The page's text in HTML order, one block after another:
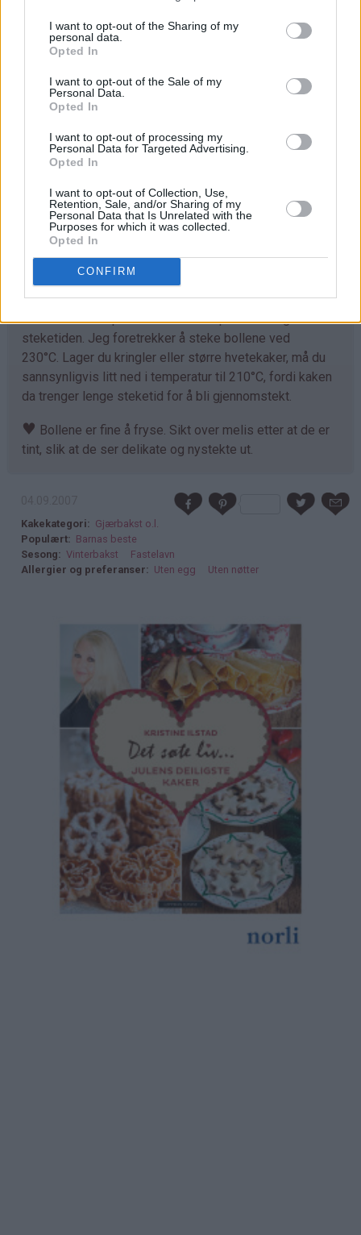
I want to opt-out of the Sharing of my
personal data.
Opted In
I want to opt-out of the Sale of my
Personal Data.
Opted In
I want to opt-out of processing my
Personal Data for Targeted Advertising.
Opted In
I want to opt-out of Collection, Use,
Retention, Sale, and/or Sharing of my
Personal Data that Is Unrelated with the
Purposes for which it was collected.
Opted In
CONFIRM
Trill ut bollene med en gang (ca 40 stk) og legg dem på
bakepapirdekkede stekeplater. La dem heve lunt i 1
Stek bollene midt i ovnen ved 230°C i 7-10 minutter.
Tilpass melmengden. Det kan hende du trenger litt
mer enn det som er angitt i oppskriften. Deigen skal
være god å trille og ikke løs og klissete.
♥
Det går fint å bruke denne deigen til å lage
kanelboller, skolebrød, kringle og andre typer gjærbakst.
Eneste du må tilpasse er steketemperaturen og
steketiden. Jeg foretrekker å steke bollene ved
230°C. Lager du kringler eller større hvetekaker, må du
sannsynligvis litt ned i temperatur til 210°C, fordi kaken
da trenger lenge steketid for å bli gjennomstekt.
♥ Bollene er fine å fryse. Sikt over melis etter at de er
tint, slik at de ser delikate og nystekte ut.
Kakekategori
Gjærbakst o.l.
Populært
Barnas beste
Sesong
Vinterbakst
Fastelavn
Allergier og preferanser
Uten egg Uten nøtter